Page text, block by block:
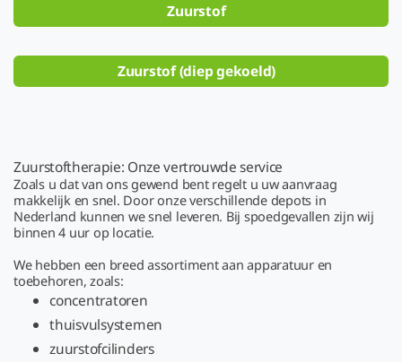
Zuurstof
Zuurstof (diep gekoeld)
Zuurstoftherapie: Onze vertrouwde service
Zoals u dat van ons gewend bent regelt u uw aanvraag
makkelijk en snel. Door onze verschillende depots in
Nederland kunnen we snel leveren. Bij spoedgevallen zijn wij
binnen 4 uur op locatie.
We hebben een breed assortiment aan apparatuur en
toebehoren, zoals:
concentratoren
thuisvulsystemen
zuurstofcilinders